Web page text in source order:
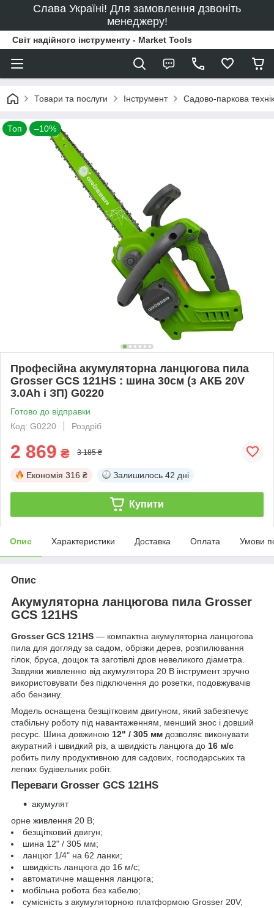
Слава Україні! Для замовлення дзвоніть
менеджеру!
Світ надійного інструменту - Market Tools
Товари та послуги Інструмент Садово-паркова
Топ –10%
Професійна акумуляторна ланцюгова пила
Grosser GCS 121HS : шина 30см (з АКБ 20V
3.0Ah і ЗП) G0220
Готово до відправки
Код: G0220
Роздріб
2 869 ₴ 3 185 ₴
Економія 316 ₴ Залишилось 42 дні
Купити
Опис Характеристики Доставка Оплата Умови
Опис
Акумуляторна ланцюгова пила Grosser
GCS 121HS
Grosser GCS 121HS — компактна акумуляторна ланцюгова
пила для догляду за садом, обрізки дерев, розпилювання
гілок, бруса, дощок та заготівлі дров невеликого діаметра.
Завдяки живленню від акумулятора 20 В інструмент зручно
використовувати без підключення до розетки, подовжувачів
або бензину.
Модель оснащена безщітковим двигуном, який забезпечує
стабільну роботу під навантаженням, менший знос і довший
ресурс. Шина довжиною 12" / 305 мм дозволяє виконувати
акуратний і швидкий різ, а швидкість ланцюга до 16 м/с
робить пилу продуктивною для садових, господарських та
легких будівельних робіт.
Переваги Grosser GCS 121HS
акумулят
орне живлення 20 В;
безщітковий двигун;
шина 12" / 305 мм;
ланцюг 1/4" на 62 ланки;
швидкість ланцюга до 16 м/с;
автоматичне мащення ланцюга;
мобільна робота без кабелю;
сумісність з акумуляторною платформою Grosser 20V;